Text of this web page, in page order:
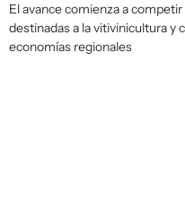
El avance comienza a
destinadas a la vitivinicultura y
economías regionales